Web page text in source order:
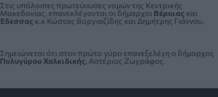
Στις υπόλοιπες πρωτεύουσες νομών της Κεντρικής
Μακεδονίας, επανεκλέγονται οι δήμαρχοι Βέροιας και
Έδεσσας κ.κ Κώστας Βοργιαζίδης και Δημήτρης Γιάννου.
Σημειώνεται ότι στον πρώτο γύρο επανεξελέγη ο δήμαρχος
Πολυγύρου Χαλκιδικής, Αστέριος Ζωγράφος.